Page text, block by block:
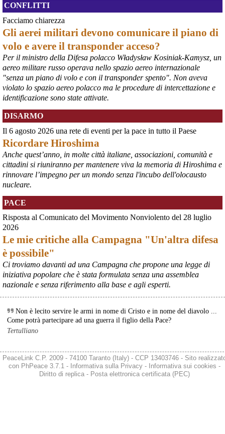
provvedimento straordinario per attenuare le conseguenze
economiche e sociali dello stop dell’area a caldo, invitando le
rappresentanze del territorio a presentare proposte operative.
#ILVA #Taranto
@peacelink - 6/8/2026 21:35
Ultimi cento milioni di euro per l’ex Ilva, poi non saranno più
possibili nuovi aiuti di Stato. Lo ha confermato il ministro Adolfo
Urso durante l’incontro al Mimit con le imprese dell’indotto: la
tranche conclusiva del prestito autorizzato dall’Unione europea
dovrà essere erogata entro il 9 agosto e restituita dal futuro
acquirente.
Fonte: Studio100
#ILVA
@peacelink - 6/8/2026 21:08
Il governatore di Puglia Decaro esce dal vertice al Mimit più
preoccupato di come era entrato, lamentando l’assenza di certezze
sulla procedura di gara e ribadendo la necessità di un ruolo diretto
dello Stato.
Anche il sindaco di Taranto, Bitetti, chiede un piano industriale
chiaro, garanzie sulla salute e strumenti di tutela per i lavoratori
dell’area a freddo. La Provincia parla di un tavolo “senza decisioni”.
Fonte: Cronache Tarantine
cronachetarantine.it/index.php
Il ministro ha ribadito che il Governo applicherà la sentenza, ma
agirà per evitare quella che i sindacati definiscono una “bomba
sociale”, tutelando i lavoratori dell’Ilva e dell’indotto e garantendo la
CONFLITTI
Facciamo chiarezza
Gli aerei militari devono comunicare il piano di
volo e avere il transponder acceso?
Per il ministro della Difesa polacco Władysław Kosiniak-Kamysz, un
aereo militare russo operava nello spazio aereo internazionale
"senza un piano di volo e con il transponder spento". Non aveva
violato lo spazio aereo polacco ma le procedure di intercettazione e
identificazione sono state attivate.
DISARMO
Il 6 agosto 2026 una rete di eventi per la pace in tutto il Paese
Ricordare Hiroshima
Anche quest’anno, in molte città italiane, associazioni, comunità e
cittadini si riuniranno per mantenere viva la memoria di Hiroshima e
rinnovare l’impegno per un mondo senza l'incubo dell'olocausto
nucleare.
PACE
Risposta al Comunicato del Movimento Nonviolento del 28 luglio
2026
Le mie critiche alla Campagna "Un'altra difesa
è possibile"
Ci troviamo davanti ad una Campagna che propone una legge di
iniziativa popolare che è stata formulata senza una assemblea
nazionale e senza riferimento alla base e agli esperti.
Non è lecito servire le armi in nome di Cristo e in nome del diavolo ...
Come potrà partecipare ad una guerra il figlio della Pace?
Tertulliano
PeaceLink C.P. 2009 - 74100 Taranto (Italy) - CCP 13403746 - Sito
con PhPeace 3.7.1- Informativa sulla Privacy- Informativa sui cookies -
Diritto di replica- Posta elettronica certificata (PEC)